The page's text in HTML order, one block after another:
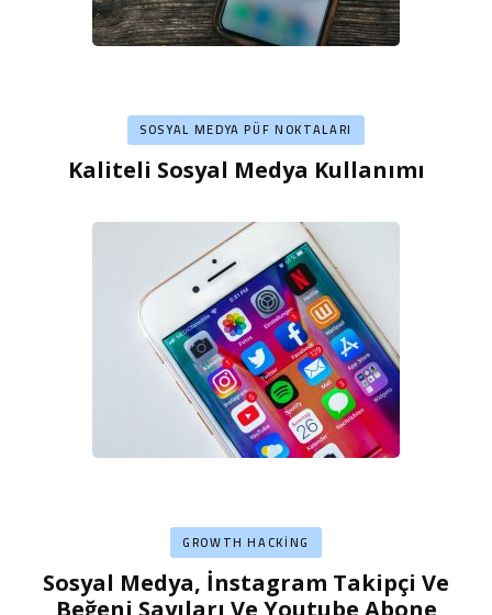
SOSYAL MEDYA PÜF NOKTALARI
Kaliteli Sosyal Medya Kullanımı
GROWTH HACKING
Sosyal Medya, İnstagram Takipçi Ve
Beğeni Sayıları Ve Youtube Abone